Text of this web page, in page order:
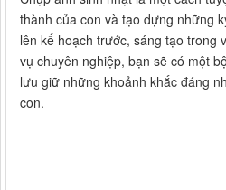
thành của con và tạo dựng những
lên kế hoạch trước, sáng tạo trong
vụ chuyên nghiệp, bạn sẽ có một
lưu giữ những khoảnh khắc đáng
con.